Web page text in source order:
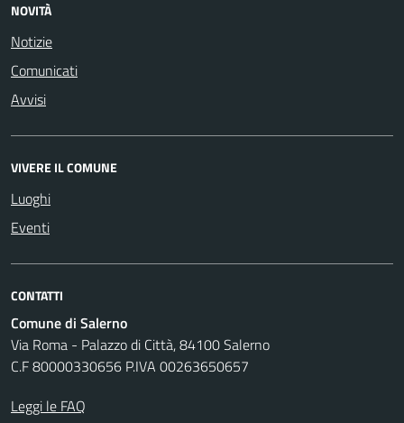
NOVITÀ
Notizie
Comunicati
Avvisi
VIVERE IL COMUNE
Luoghi
Eventi
CONTATTI
Comune di Salerno
Via Roma - Palazzo di Città, 84100 Salerno
C.F 80000330656 P.IVA 00263650657
Leggi le FAQ